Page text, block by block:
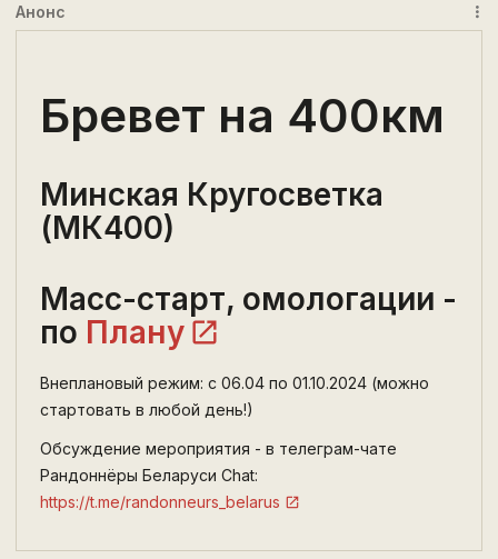
Анонс more_vert
Бревет на 400км
Минская Кругосветка
(МК400)
Масс-старт, омологации -
по Плану
Внеплановый режим: с 06.04 по 01.10.2024 (можно
стартовать в любой день!)
Обсуждение мероприятия - в телеграм-чате
Рандоннёры Беларуси Chat:
https://t.me/randonneurs_belarus